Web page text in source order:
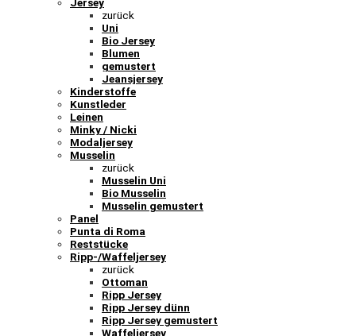
Jersey
zurück
Uni
Bio Jersey
Blumen
gemustert
Jeansjersey
Kinderstoffe
Kunstleder
Leinen
Minky / Nicki
Modaljersey
Musselin
zurück
Musselin Uni
Bio Musselin
Musselin gemustert
Panel
Punta di Roma
Reststücke
Ripp-/Waffeljersey
zurück
Ottoman
Ripp Jersey
Ripp Jersey dünn
Ripp Jersey gemustert
Waffeljersey